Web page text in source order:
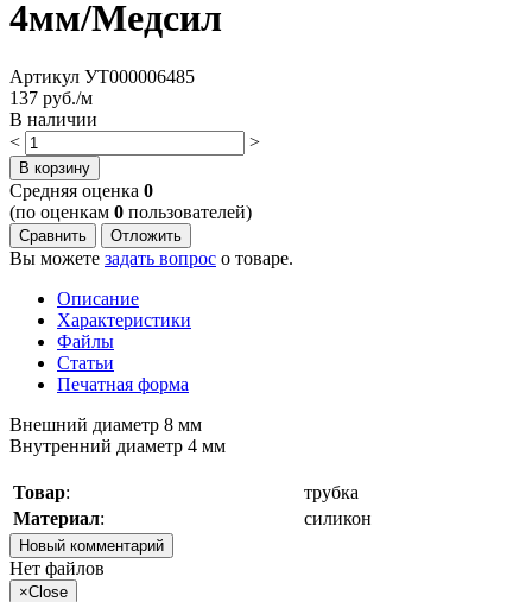
4мм/Медсил
Артикул УТ000006485
137 руб./м
В наличии
<
>
В корзину
Cредняя оценка 0
(по оценкам 0 пользователей)
Сравнить Отложить
Вы можете задать вопрос о товаре.
Описание
Характеристики
Файлы
Статьи
Печатная форма
Внешний диаметр 8 мм
Внутренний диаметр 4 мм
Товар:
трубка
Материал: силикон
Новый комментарий
Нет файлов
×Close